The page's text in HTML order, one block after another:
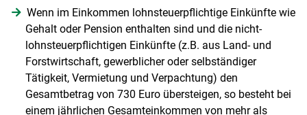
Wenn im Einkommen lohnsteuerpflichtige Einkünfte wie
Gehalt oder Pension enthalten sind und die nicht-
lohnsteuerpflichtigen Einkünfte (z.B. aus Land- und
Forstwirtschaft, gewerblicher oder selbständiger
Tätigkeit, Vermietung und Verpachtung) den
Gesamtbetrag von 730 Euro übersteigen, so besteht bei
einem jährlichen Gesamteinkommen von mehr als